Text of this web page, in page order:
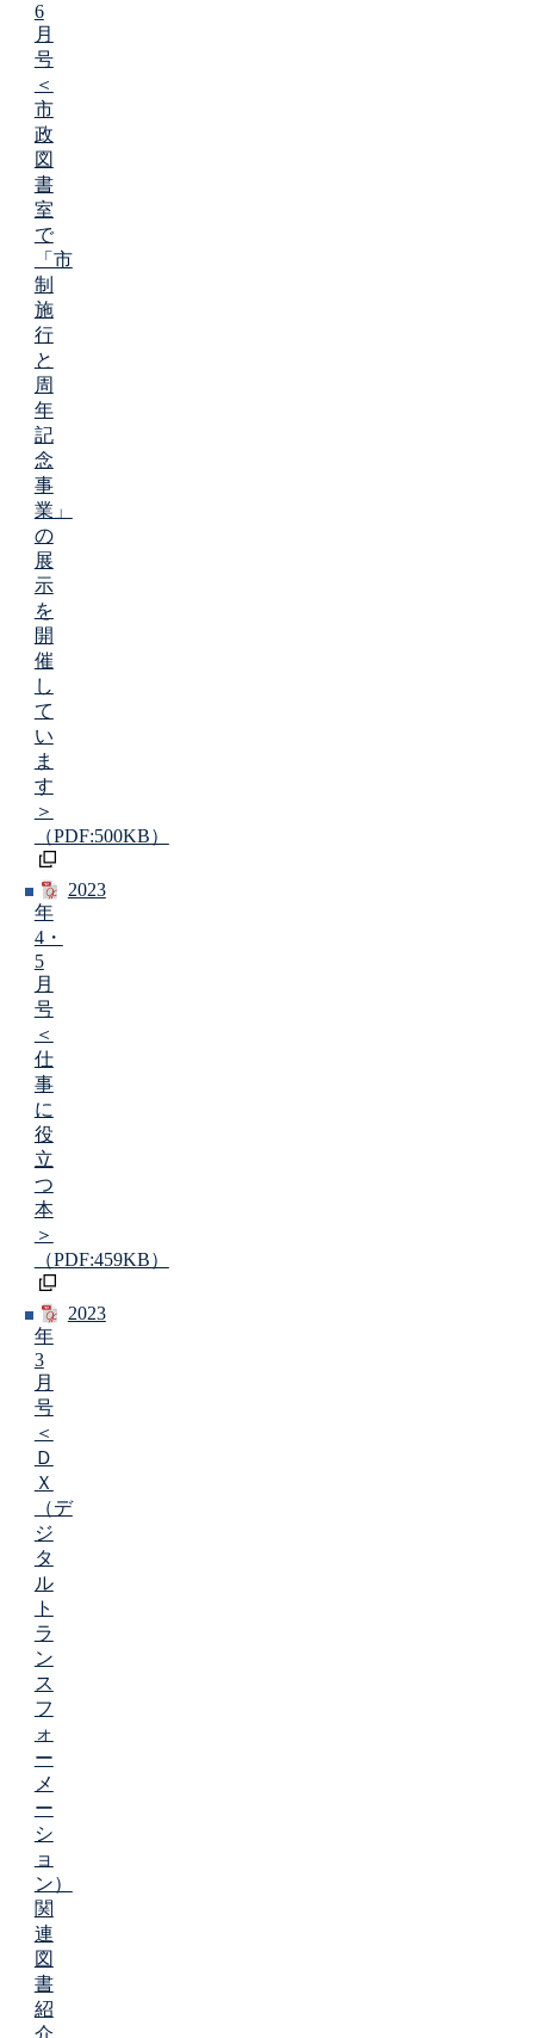
6
月
号
＜
市
政
図
書
室
で
「市
制
施
行
と
周
年
記
念
事
業」
の
展
示
を
開
催
し
て
い
ま
す
＞
（PDF:500KB）
2023
年
4・
5
月
号
＜
仕
事
に
役
立
つ
本
＞
（PDF:459KB）
2023
年
3
月
号
＜
Ｄ
Ｘ
（デ
ジ
タ
ル
ト
ラ
ン
ス
フ
ォ
ー
メ
ー
シ
ョ
ン）
関
連
図
書
紹
介